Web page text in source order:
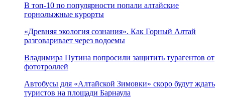
В топ-10 по популярности попали алтайские
горнолыжные курорты
«Древняя экология сознания». Как Горный Алтай
разговаривает через водоемы
Владимира Путина попросили защитить турагентов от
фототроллей
Автобусы для «Алтайской Зимовки» скоро будут ждать
туристов на площади Барнаула